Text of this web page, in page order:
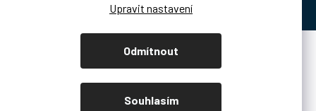
Odmítnout
Souhlasím
Copyright 2026 . Všechna práva vyhrazena.
Upravit nastavení cookies